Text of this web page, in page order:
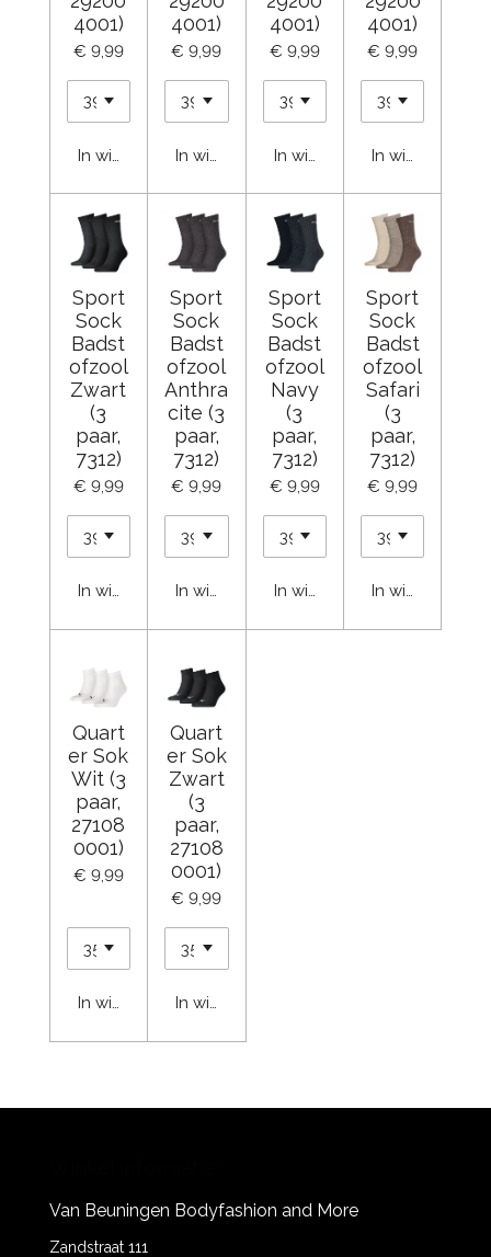
4001)
€ 9,99
In winkelwagen
4001)
€ 9,99
In winkelwagen
4001)
€ 9,99
In winkelwagen
4001)
€ 9,99
In
Sport
Sock
Badst
ofzool
Zwart
(3
paar,
7312)
€ 9,99
In winkelwagen
Sport
Sock
Badst
ofzool
Anthra
cite (3
paar,
7312)
€ 9,99
In winkelwagen
Sport
Sock
Badst
ofzool
Navy
(3
paar,
7312)
€ 9,99
In winkelwagen
Sport
Sock
Badst
ofzool
Safari
(3
paar,
7312)
€ 9,99
In
Quart
er Sok
Wit (3
paar,
27108
0001)
€ 9,99
In winkelwagen
Quart
er Sok
Zwart
(3
paar,
27108
0001)
€ 9,99
In winkelwagen
Van Beuningen Bodyfashion and More
Zandstraat 111